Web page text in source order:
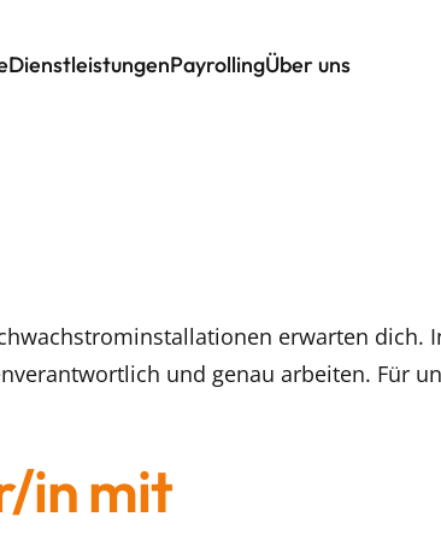
DienstleistungenPayrollingÜber uns
erwarten dich.
und genau arbeiten. Für
in mit